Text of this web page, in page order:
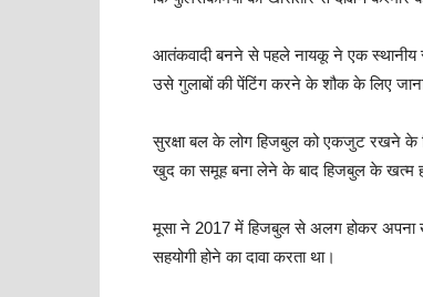
आतंकवादी बनने से पहले नायकू ने एक
उसे गुलाबों की पेंटिंग करने के शौक के लिए जाना
सुरक्षा बल के लोग हिजबुल को एकजुट रखने के
खुद का समूह बना लेने के बाद हिजबुल के खत्म
मूसा ने 2017 में हिजबुल से अलग होकर अपना
सहयोगी होने का दावा करता था।